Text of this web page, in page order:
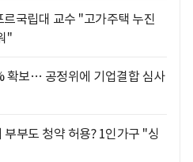
국립대 교수 "고가주택 누진
"
확보… 공정위에 기업결합 심사
부도 청약 허용? 1인가구 "싱